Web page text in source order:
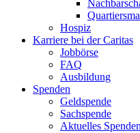
Hospiz
Karriere bei der Caritas
Jobbörse
FAQ
Ausbildung
Spenden
Geldspende
Sachspende
Aktuelles